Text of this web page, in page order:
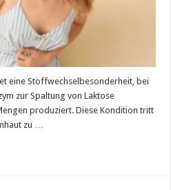
eine Stoffwechselbesonderheit, bei
zur Spaltung von Laktose
produziert. Diese Kondition tritt
zu …